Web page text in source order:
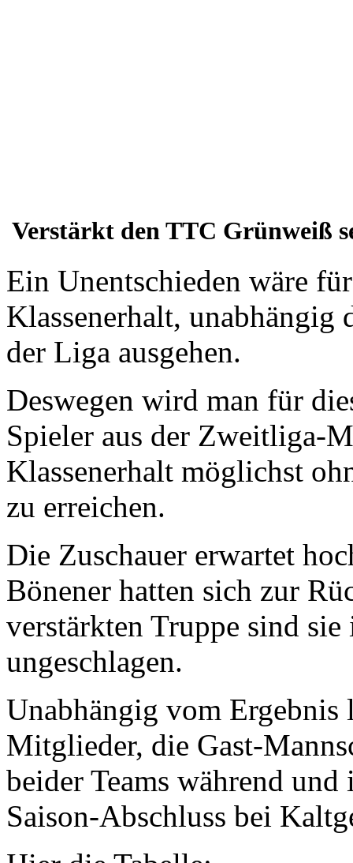
Verstärkt den TTC Grünweiß
Ein Unentschieden wäre
Klassenerhalt, unabhängig
der Liga ausgehen.
Deswegen wird man für
Spieler aus der Zweitliga-
Klassenerhalt möglichst
zu erreichen.
Die Zuschauer erwartet
Bönener hatten sich zur
verstärkten Truppe sind
ungeschlagen.
Unabhängig vom
Mitglieder, die Gast-
beider Teams während
Saison-Abschluss bei